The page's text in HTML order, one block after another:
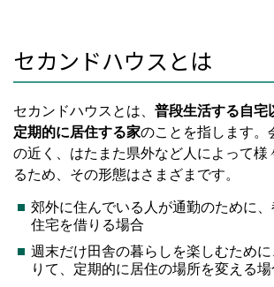
セカンドハウスとは
セカンドハウスとは、 普段生活する自宅
定期的に居住する家のことを指します。
の近く、はたまた県外など人によって様
るため、その形態はさまざまです。
郊外に住んでいる人が通勤のために
住宅を借りる場合
週末だけ田舎の暮らしを楽しむため
りて、定期的に居住の場所を変える場